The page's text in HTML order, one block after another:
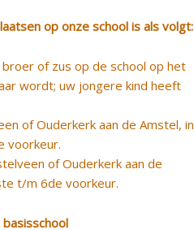
op onze school is als volgt:
of zus op de school op het
wordt; uw jongere kind heeft
of Ouderkerk aan de Amstel, in
voorkeur.
of Ouderkerk aan de
t/m 6de voorkeur.